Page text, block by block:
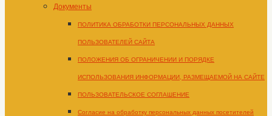
Документы
ПОЛИТИКА ОБРАБОТКИ ПЕРСОНАЛЬНЫХ ДАННЫХ
ПОЛЬЗОВАТЕЛЕЙ САЙТА
ПОЛОЖЕНИЯ ОБ ОГРАНИЧЕНИИ И ПОРЯДКЕ
ИСПОЛЬЗОВАНИЯ ИНФОРМАЦИИ, РАЗМЕЩАЕМОЙ НА САЙТЕ
ПОЛЬЗОВАТЕЛЬСКОЕ СОГЛАШЕНИЕ
Согласие на обработку персональных данных посетителей